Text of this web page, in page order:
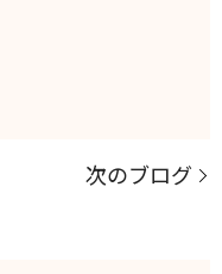
次のブログ